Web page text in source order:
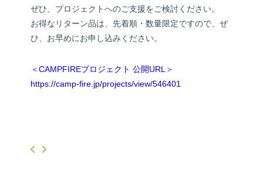
ぜひ、プロジェクトへのご支援をご検討ください。
お得なリターン品は、先着順・数量限定ですので、ぜ
ひ、お早めにお申し込みください。
＜CAMPFIREプロジェクト 公開URL＞
https://camp-fire.jp/projects/view/546401